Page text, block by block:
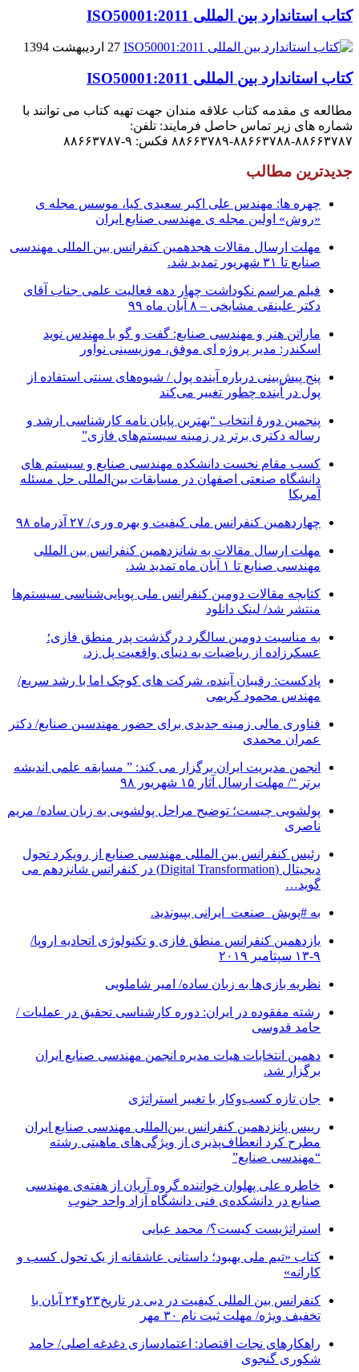
کتاب استاندارد بین المللی ISO50001:2011
27 اردیبهشت 1394
کتاب استاندارد بین المللی ISO50001:2011
مطالعه ی مقدمه کتاب علاقه مندان جهت تهیه کتاب می توانند با
شماره های زیر تماس حاصل فرمایند: تلفن:
۸۸۶۶۳۷۸۷-۸۸۶۶۳۷۸۸-۸۸۶۶۳۷۸۹ فکس: ۹-۸۸۶۶۳۷۸۷
جدیدترین مطالب
چهره ها: مهندس علی اکبر سعیدی کیا، موسس مجله ی
«روش» اولین مجله ی مهندسی صنایع ایران
مهلت ارسال مقالات هجدهمین کنفرانس بین المللی مهندسی
صنایع تا ۳۱ شهریور تمدید شد.
فیلم مراسم نکوداشت چهار دهه فعالیت علمی جناب آقای
دکتر علینقی مشایخی – ۸ آبان ماه ۹۹
ماراتن هنر و مهندسی صنایع: گفت و گو با مهندس نوید
اسکندر: مدیر پروژه ای موفق، موزیسینی نوآور
پنج پیش‌بینی درباره آینده پول / شیوه‌های سنتی استفاده از
پول در آینده چطور تغییر می‌کند
پنجمین دورۀ انتخاب “بهترین پایان ­نامه کارشناسی­ ارشد و
رساله دکتری برتر در زمینه سیستم‌های فازی”
کسب مقام نخست دانشکده مهندسی صنایع و سیستم های
دانشگاه صنعتی اصفهان در مسابقات بین‌المللی حل مسئله
آمریکا
چهاردهمین کنفرانس ملی کیفیت و بهره وری/ ۲۷ آذرماه ۹۸
مهلت ارسال مقالات به شانزدهمین کنفرانس بین المللی
مهندسی صنایع تا ۱ آبان ماه تمدید شد.
کتابچه مقالات دومین کنفرانس ملی پویایی‌شناسی سیستم‌ها
منتشر شد/ لینک دانلود
به مناسبت دومین سالگرد درگذشت پدر منطق فازی؛
عسکرزاده از ریاضیات به دنیای واقعیت پل زد.
پادکست: رقیبان آینده، شرکت های کوچک اما با رشد سریع/
مهندس محمود کریمی
فناوری مالی زمینه جدیدی برای حضور مهندسین صنایع/ دکتر
عمران محمدی
انجمن مدیریت ایران برگزار می کند: ” مسابقه علمی اندیشه
برتر “/ مهلت ارسال آثار ۱۵ شهریور ۹۸
پولشویی چیست؛ توضیح مراحل پولشویی به زبان ساده/ مریم
ناصری
رئیس کنفرانس بین المللی مهندسی صنایع از رویکرد تحول
دیجیتال (Digital Transformation) در کنفرانس شانزدهم می
گوید…
به #پویش_صنعت_ایرانی بپیوندید.
یازدهمین کنفرانس منطق فازی و تکنولوژی اتحادیه اروپا/
۹-۱۳ سپتامبر ۲۰۱۹
نظریه بازی‌ها به زبان ساده/ امیر شاملویی
رشته مفقوده در ایران: دوره کارشناسی تحقیق در عملیات /
حامد قدوسی
دهمین انتخابات هیات مدیره انجمن مهندسی صنایع ایران
برگزار شد.
جان تازه کسب‌وکار با تغییر استراتژی
رییس پانزدهمین کنفرانس بین‌المللی مهندسی صنایع ایران
مطرح کرد انعطاف‌پذیری از ویژگی‌های ماهیتی رشته
“مهندسی صنایع”
خاطره علی پهلوان خواننده گروه آریان از هفته‌ی مهندسی
صنایع در دانشکده‌ی فنی دانشگاه آزاد واحد جنوب
استراتژیست کیست؟‬/ محمد عبایی
کتاب «تیم ملی بهبود؛ داستانی عاشقانه از یک تحول کسب و
کارانه»
کنفرانس بین المللی کیفیت در دبی در تاریخ۲۳و۲۴ آبان با
تخفیف ویژه/ مهلت ثبت نام ۳۰ مهر
راهکارهای نجات اقتصاد: اعتمادسازی دغدغه اصلی/ حامد
شکوری گنجوی